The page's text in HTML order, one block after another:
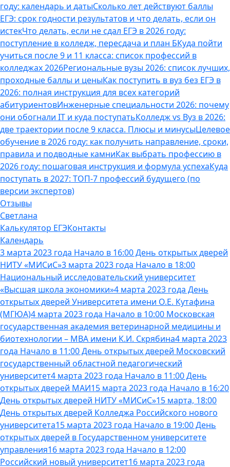
году: календарь и датыСколько лет действуют баллы
ЕГЭ: срок годности результатов и что делать, если он
истекЧто делать, если не сдал ЕГЭ в 2026 году:
поступление в колледж, пересдача и план БКуда пойти
учиться после 9 и 11 класса: список профессий в
колледжах 2026Региональные вузы 2026: список лучших,
проходные баллы и ценыКак поступить в вуз без ЕГЭ в
2026: полная инструкция для всех категорий
абитуриентовИнженерные специальности 2026: почему
они обогнали IT и куда поступатьКолледж vs Вуз в 2026:
две траектории после 9 класса. Плюсы и минусыЦелевое
обучение в 2026 году: как получить направление, сроки,
правила и подводные камниКак выбрать профессию в
2026 году: пошаговая инструкция и формула успехаКуда
поступать в 2027: ТОП-7 профессий будущего (по
версии экспертов)
Отзывы
Светлана
Калькулятор ЕГЭКонтакты
Календарь
3 марта 2023 года Начало в 16:00 День открытых дверей
НИТУ «МИСиС»3 марта 2023 года Начало в 18:00
Национальный исследовательский университет
«Высшая школа экономики»4 марта 2023 года День
открытых дверей Университета имени О.Е. Кутафина
(МГЮА)4 марта 2023 года Начало в 10:00 Московская
государственная академия ветеринарной медицины и
биотехнологии – МВА имени К.И. Скрябина4 марта 2023
года Начало в 11:00 День открытых дверей Московский
государственный областной педагогический
университет4 марта 2023 года Начало в 11:00 День
открытых дверей МАИ15 марта 2023 года Начало в 16:20
День открытых дверей НИТУ «МИСиС»15 марта, 18:00
День открытых дверей Колледжа Российского нового
университета15 марта 2023 года Начало в 19:00 День
открытых дверей в Государственном университете
управления16 марта 2023 года Начало в 12:00
Российский новый университет16 марта 2023 года